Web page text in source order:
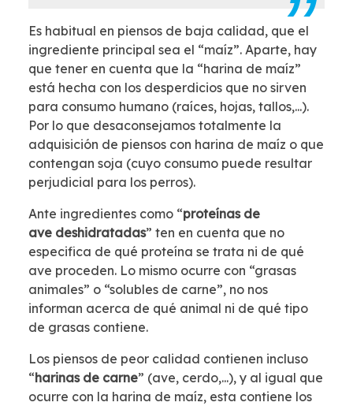
Es habitual en piensos de baja calidad, que el
ingrediente principal sea el “maíz”. Aparte, hay
que tener en cuenta que la “harina de maíz”
está hecha con los desperdicios que no sirven
para consumo humano (raíces, hojas, tallos,...).
Por lo que desaconsejamos totalmente la
adquisición de piensos con harina de maíz o que
contengan soja (cuyo consumo puede resultar
perjudicial para los perros).
Ante ingredientes como “proteínas de
ave deshidratadas” ten en cuenta que no
especifica de qué proteína se trata ni de qué
ave proceden. Lo mismo ocurre con “grasas
animales” o “solubles de carne”, no nos
informan acerca de qué animal ni de qué tipo
de grasas contiene.
Los piensos de peor calidad contienen incluso
“harinas de carne” (ave, cerdo,...), y al igual que
ocurre con la harina de maíz, esta contiene los